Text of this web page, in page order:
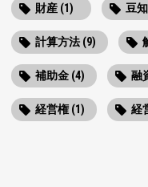
財産 (1) 豆
計算方法 (9)
補助金 (4) 融
経営権 (1) 経